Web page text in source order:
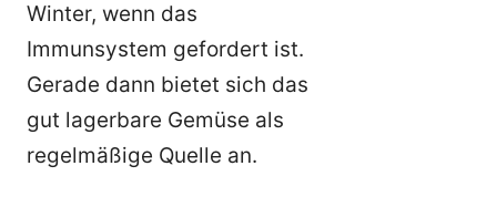
Winter, wenn das
Immunsystem gefordert ist.
Gerade dann bietet sich das
gut lagerbare Gemüse als
regelmäßige Quelle an.